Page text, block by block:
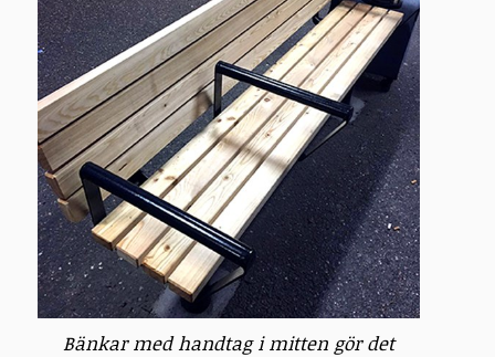
Bänkar med handtag i mitten gör det